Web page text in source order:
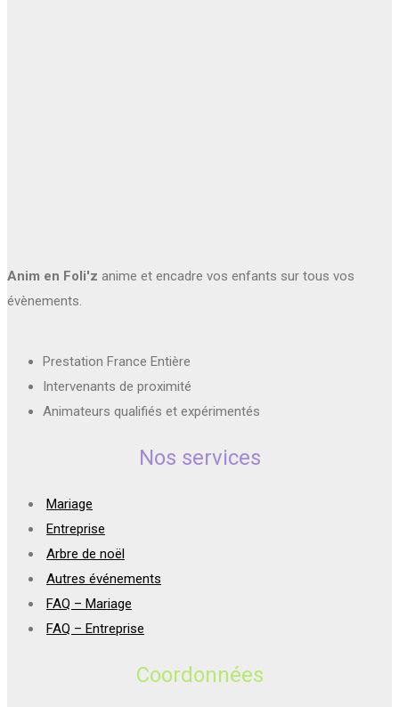
Anim en Foli'z anime et encadre vos enfants sur tous vos
évènements.
Prestation France Entière
Intervenants de proximité
Animateurs qualifiés et expérimentés
Nos services
Mariage
Entreprise
Arbre de noël
Autres événements
FAQ – Mariage
FAQ – Entreprise
Coordonnées